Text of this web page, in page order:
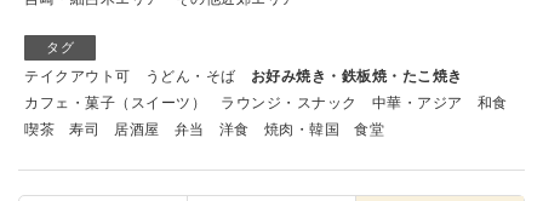
タグ
テイクアウト可 うどん・そば
お好み焼き・鉄板焼・たこ焼き
カフェ・菓子（スイーツ）
ラウンジ・スナック 中華・アジア
和食
喫茶
寿司 居酒屋 弁当 洋食 焼肉・韓国 食堂